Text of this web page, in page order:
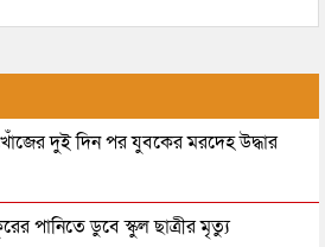
দুই দিন পর যুবকের মরদেহ উদ্ধার
পানিতে ডুবে স্কুল ছাত্রীর মৃত্যু